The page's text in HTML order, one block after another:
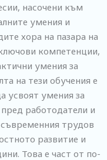
насочени към
умения и
хора на пазара на
компетенции,
умения за
на тези обучения е
усвоят умения за
работодатели и
трудов
развитие и
Това е част от по-